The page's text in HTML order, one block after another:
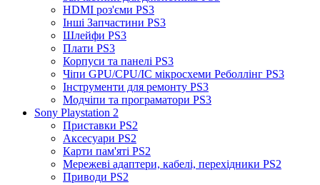
HDMI роз'єми PS3
Інші Запчастини PS3
Шлейфи PS3
Плати PS3
Корпуси та панелі PS3
Чіпи GPU/CPU/IC мікросхеми Реболлінг PS3
Інструменти для ремонту PS3
Модчіпи та програматори PS3
Sony Playstation 2
Приставки PS2
Аксесуари PS2
Карти пам'яті PS2
Мережеві адаптери, кабелі, перехідники PS2
Приводи PS2